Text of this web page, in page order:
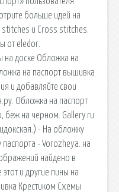
больше идей на
и Cross stitches.
от eledor.
на доске Обложка на
на паспорт вышивка
и добавляйте свои
Обложка на паспорт
на черном. Gallery.ru
- На обложку
- Vorozheya. на
найдено в
и другие пины на
Крестиком Схемы